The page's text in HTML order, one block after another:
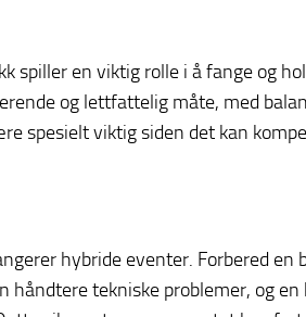
spiller en viktig rolle i å fange og
og lettfattelig måte, med
spesielt viktig siden det kan
hybride eventer. Forbered en
tekniske problemer, og